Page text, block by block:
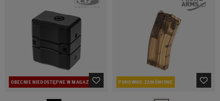
OBECNIE NIEDOSTĘPNE W MAGAZYNIE PONOWNIE ZAMÓWIONE